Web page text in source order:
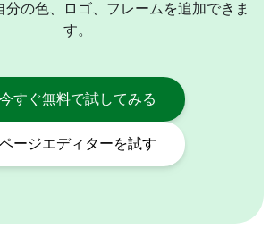
分の色、ロゴ、フレームを追加できま
す。
今すぐ無料で試してみる
ページエディターを試す